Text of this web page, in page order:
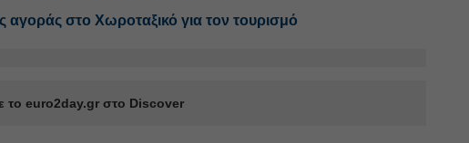
αγοράς στο Χωροταξικό για τον τουρισμό
το euro2day.gr στο Discover